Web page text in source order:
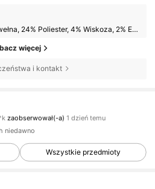
70% Bawełna, 24% Poliester, 4% Wiskoza, 2% Elastan
więcej
i kontakt
zaobserwował(-a) 1 dzień temu
48 Obserwujący
48 Obserwujący
niedawno
Wszystkie przedmioty